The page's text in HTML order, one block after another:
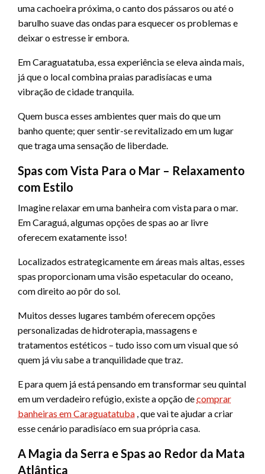
uma cachoeira próxima, o canto dos pássaros ou até o
barulho suave das ondas para esquecer os problemas e
deixar o estresse ir embora.
Em Caraguatatuba, essa experiência se eleva ainda mais,
já que o local combina praias paradisíacas e uma
vibração de cidade tranquila.
Quem busca esses ambientes quer mais do que um
banho quente; quer sentir-se revitalizado em um lugar
que traga uma sensação de liberdade.
Spas com Vista Para o Mar – Relaxamento
com Estilo
Imagine relaxar em uma banheira com vista para o mar.
Em Caraguá, algumas opções de spas ao ar livre
oferecem exatamente isso!
Localizados estrategicamente em áreas mais altas, esses
spas proporcionam uma visão espetacular do oceano,
com direito ao pôr do sol.
Muitos desses lugares também oferecem opções
personalizadas de hidroterapia, massagens e
tratamentos estéticos – tudo isso com um visual que só
quem já viu sabe a tranquilidade que traz.
E para quem já está pensando em transformar seu quintal
em um verdadeiro refúgio, existe a opção decomprar
banheiras em Caraguatatuba , que vai te ajudar a criar
esse cenário paradisíaco em sua própria casa.
A Magia da Serra e Spas ao Redor da Mata
Atlântica